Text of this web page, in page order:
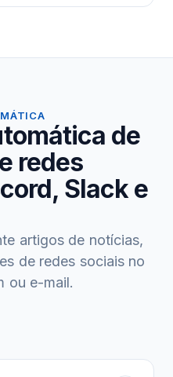
de
redes
Slack e
artigos de notícias,
de redes sociais no
ou e-mail.